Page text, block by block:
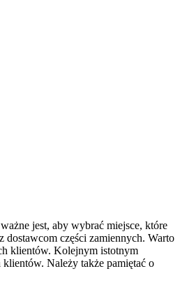
jest, aby wybrać miejsce, które
dostawcom części zamiennych. Warto
klientów. Kolejnym istotnym
Należy także pamiętać o